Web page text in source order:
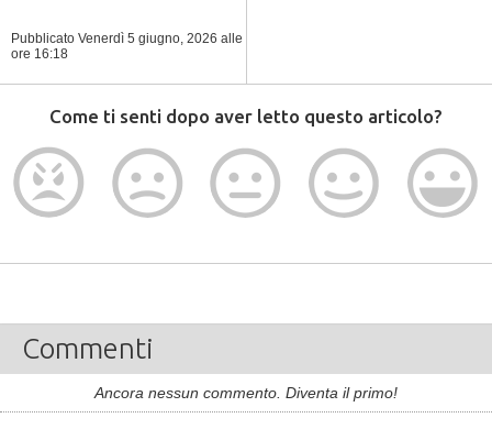
Pubblicato Venerdì 5 giugno, 2026 alle
ore 16:18
Come ti senti dopo aver letto questo articolo?
Commenti
Ancora nessun commento. Diventa il primo!